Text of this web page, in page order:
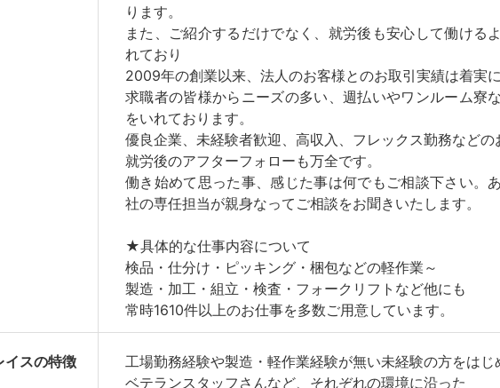
ります。
また、ご紹介するだけでなく、就労後も安心して働ける
れており
2009年の創業以来、法人のお客様とのお取引実績は着実
求職者の皆様からニーズの多い、週払いやワンルーム寮
をいれております。
優良企業、未経験者歓迎、高収入、フレックス勤務など
就労後のアフターフォローも万全です。
働き始めて思った事、感じた事は何でもご相談下さい。
社の専任担当が親身なってご相談をお聞きいたします。
★具体的な仕事内容について
検品・仕分け・ピッキング・梱包などの軽作業～
製造・加工・組立・検査・フォークリフトなど他にも
常時1610件以上のお仕事を多数ご用意しています。
イスの特徴
工場勤務経験や製造・軽作業経験が無い未経験の方をはじ
ベテランスタッフさんなど、それぞれの環境に沿った